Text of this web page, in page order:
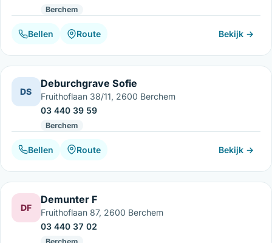
Berchem
Bellen Route Bekijk →
DS
Deburchgrave Sofie
Fruithoflaan 38/11, 2600 Berchem
03 440 39 59
Berchem
Bellen Route Bekijk →
DF
Demunter F
Fruithoflaan 87, 2600 Berchem
03 440 37 02